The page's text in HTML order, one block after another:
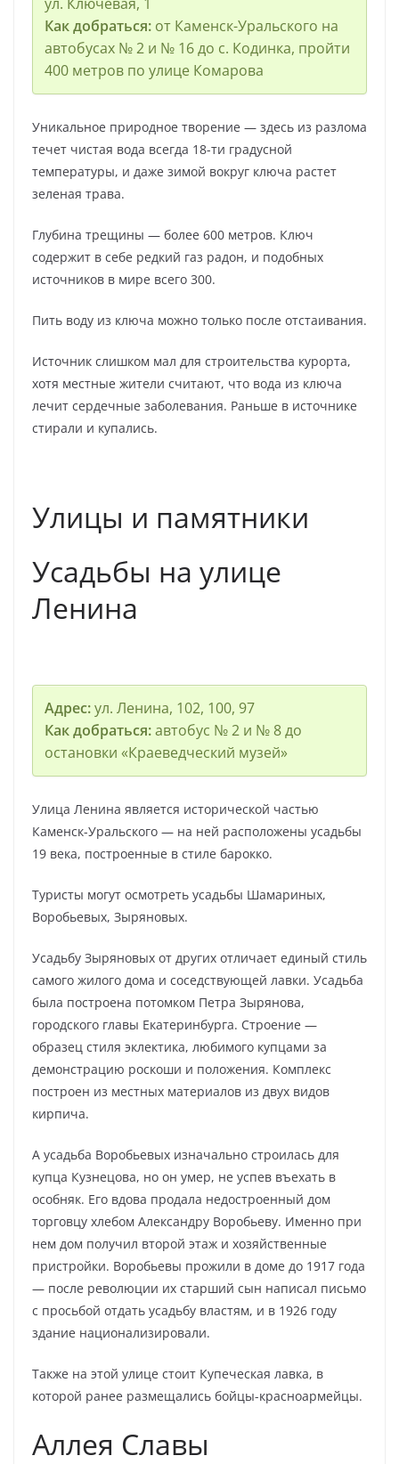
Как добраться:от Каменск-Уральского на
автобусах № 2 и № 16 до с. Кодинка, пройти
400 метров по улице Комарова
Уникальное природное творение — здесь из разлома
течет чистая вода всегда 18-ти градусной
температуры, и даже зимой вокруг ключа растет
зеленая трава.
Глубина трещины — более 600 метров. Ключ
содержит в себе редкий газ радон, и подобных
источников в мире всего 300.
Пить воду из ключа можно только после отстаивания.
Источник слишком мал для строительства курорта,
хотя местные жители считают, что вода из ключа
лечит сердечные заболевания. Раньше в источнике
стирали и купались.
Улицы и памятники
Усадьбы на улице
Ленина
Адрес:ул. Ленина, 102, 100, 97
Как добраться:автобус № 2 и № 8 до
остановки «Краеведческий музей»
Улица Ленина является исторической частью
Каменск-Уральского — на ней расположены усадьбы
19 века, построенные в стиле барокко.
Туристы могут осмотреть усадьбы Шамариных,
Воробьевых, Зыряновых.
Усадьбу Зыряновых от других отличает единый стиль
самого жилого дома и соседствующей лавки. Усадьба
была построена потомком Петра Зырянова,
городского главы Екатеринбурга. Строение —
образец стиля эклектика, любимого купцами за
демонстрацию роскоши и положения. Комплекс
построен из местных материалов из двух видов
кирпича.
А усадьба Воробьевых изначально строилась для
купца Кузнецова, но он умер, не успев въехать в
особняк. Его вдова продала недостроенный дом
торговцу хлебом Александру Воробьеву. Именно при
нем дом получил второй этаж и хозяйственные
пристройки. Воробьевы прожили в доме до 1917 года
— после революции их старший сын написал письмо
с просьбой отдать усадьбу властям, и в 1926 году
здание национализировали.
Также на этой улице стоит Купеческая лавка, в
которой ранее размещались бойцы-красноармейцы.
Аллея Славы